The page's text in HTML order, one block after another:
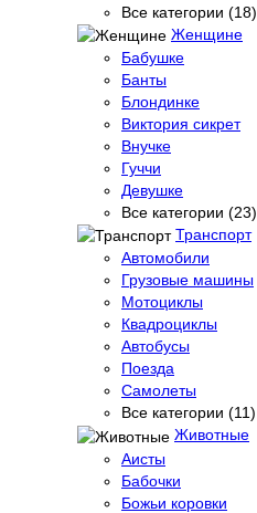
Все категории (18)
Женщине
Бабушке
Банты
Блондинке
Виктория сикрет
Внучке
Гуччи
Девушке
Все категории (23)
Транспорт
Автомобили
Грузовые машины
Мотоциклы
Квадроциклы
Автобусы
Поезда
Самолеты
Все категории (11)
Животные
Аисты
Бабочки
Божьи коровки